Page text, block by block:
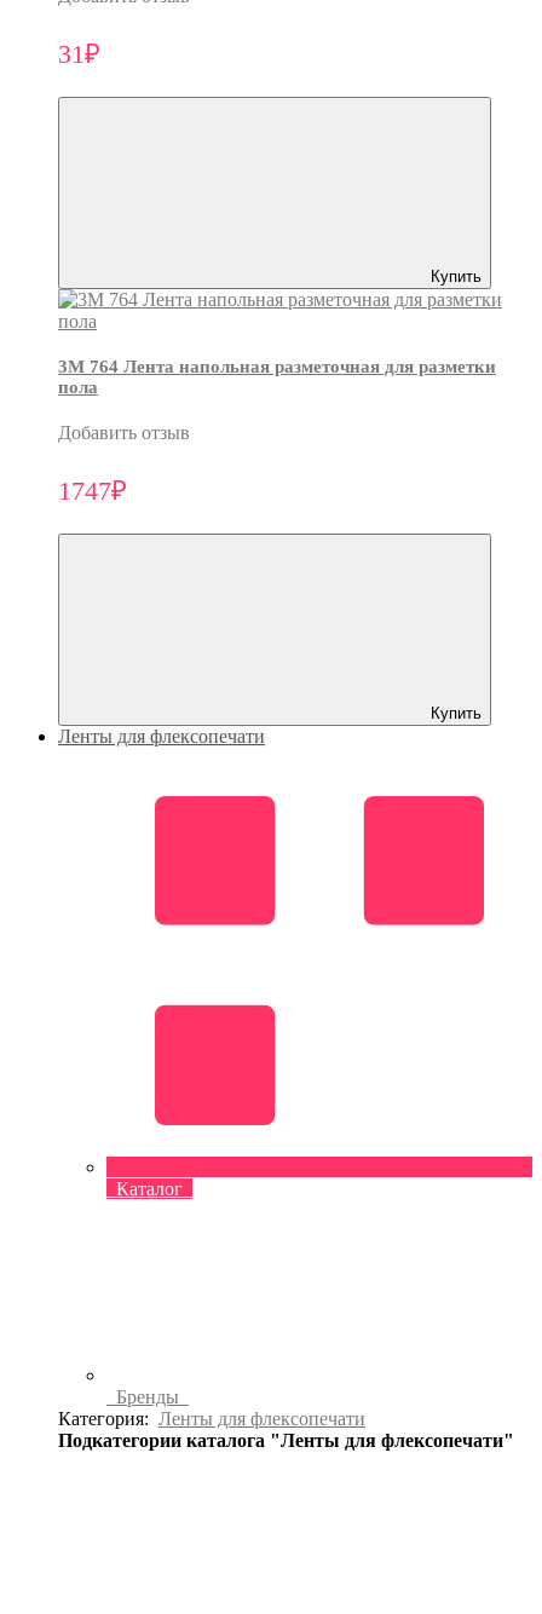
31₽
Купить
3M 764 Лента напольная разметочная для разметки
пола
Добавить отзыв
1747₽
Купить
Ленты для флексопечати
Каталог
Бренды
Категория: Ленты для флексопечати
Подкатегории каталога "Ленты для флексопечати"